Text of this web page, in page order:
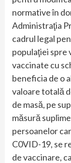
normative în
Administraţia
cadrul legal
populaţiei spre
vaccinate cu
beneficia de o
valoare totală
de masă, pe
măsură
persoanelor
C0VID-19, se
de vaccinare,